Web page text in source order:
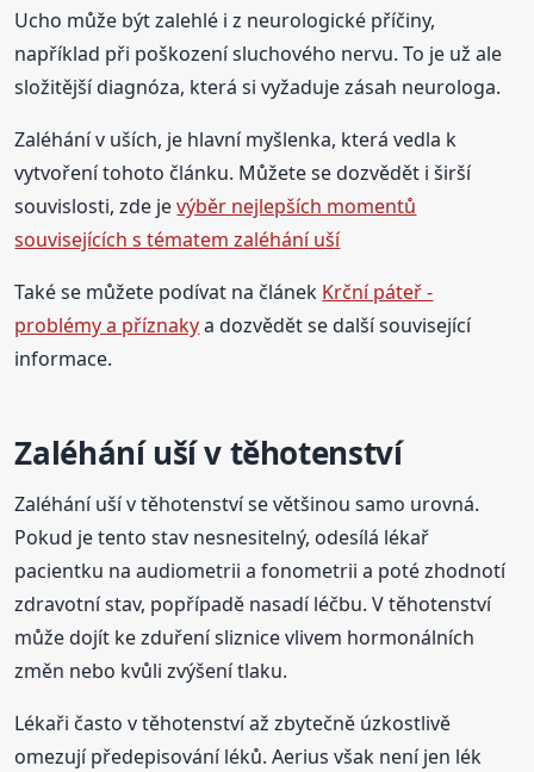
Ucho může být zalehlé i z neurologické příčiny,
například při poškození sluchového nervu. To je už ale
složitější diagnóza, která si vyžaduje zásah neurologa.
Zaléhání v uších, je hlavní myšlenka, která vedla k
vytvoření tohoto článku. Můžete se dozvědět i širší
souvislosti, zde jevýběr nejlepších momentů
souvisejících s tématem zaléhání uší
Také se můžete podívat na článek Krční páteř -
problémy a příznakya dozvědět se další související
informace.
Zaléhání uší v těhotenství
Zaléhání uší v těhotenství se většinou samo urovná.
Pokud je tento stav nesnesitelný, odesílá lékař
pacientku na audiometrii a fonometrii a poté zhodnotí
zdravotní stav, popřípadě nasadí léčbu. V těhotenství
může dojít ke zduření sliznice vlivem hormonálních
změn nebo kvůli zvýšení tlaku.
Lékaři často v těhotenství až zbytečně úzkostlivě
omezují předepisování léků. Aerius však není jen lék